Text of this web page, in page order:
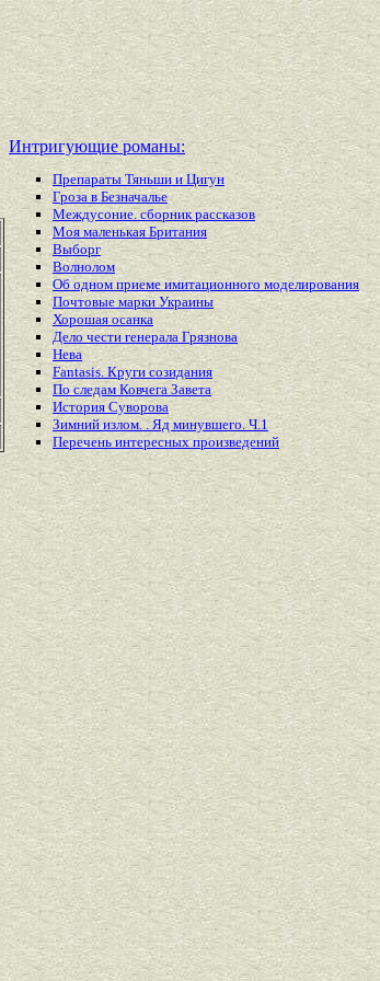
Интригующие романы:
Препараты Тяньши и Цигун
Гроза в Безначалье
Междусоние. сборник рассказов
Моя маленькая Британия
Выборг
Волнолом
Об одном приеме имитационного моделирования
Почтовые марки Украины
Хорошая осанка
Дело чести генерала Грязнова
Нева
Fantasis. Круги созидания
По следам Ковчега Завета
История Суворова
Зимний излом. . Яд минувшего. Ч.1
Перечень интересныхпроизведений